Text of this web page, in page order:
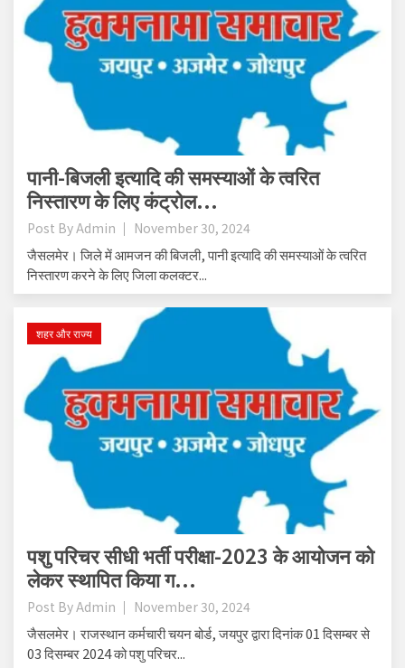
पानी-बिजली इत्यादि की समस्याओं के त्वरित
निस्तारण के लिए कंट्रोल...
Post ByAdmin November 30, 2024
जैसलमेर। जिले में आमजन की बिजली, पानी इत्यादि की समस्याओं के त्वरित
निस्तारण करने के लिए जिला कलक्टर...
शहर और राज्य
पशु परिचर सीधी भर्ती परीक्षा-2023 के आयोजन को
लेकर स्थापित किया ग...
Post ByAdmin November 30, 2024
जैसलमेर। राजस्थान कर्मचारी चयन बोर्ड, जयपुर द्वारा दिनांक 01 दिसम्बर से
03 दिसम्बर 2024 को पशु परिचर...